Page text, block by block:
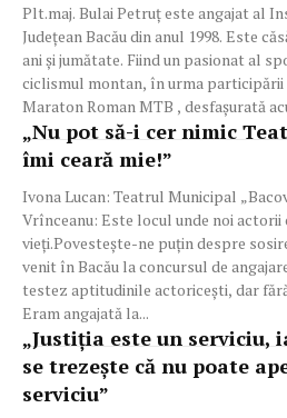
Plt.maj. Bulai Petruţ este angajat al
Judeţean Bacău din anul 1998. Este
ani şi jumătate. Fiind un pasionat al
ciclismul montan, în urma
Maraton Roman MTB , desfașurată
„Nu pot să-i cer nimic
îmi ceară mie!”
Ivona Lucan: Teatrul Municipal
Vrînceanu: Este locul unde noi actorii
vieți.Povestește-ne puțin despre
venit în Bacău la concursul de
testez aptitudinile actoricești, dar
Eram angajată la...
„Justiţia este un serviciu,
se trezeşte că nu poate
serviciu”